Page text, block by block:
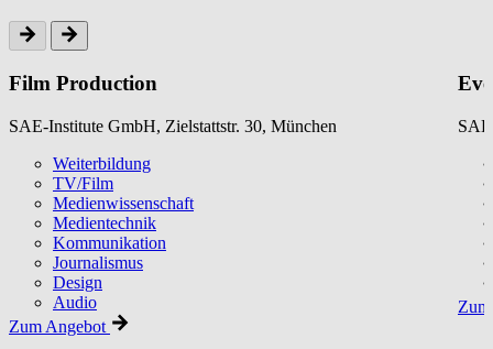
Film Production
SAE-Institute GmbH, Zielstattstr. 30, München
Weiterbildung
TV/Film
Medienwissenschaft
Medientechnik
Kommunikation
Journalismus
Design
Audio
Zum Angebot